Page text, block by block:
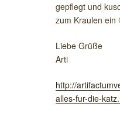
gepflegt und
zum Kraulen ein
Liebe Grüße
Arti
http://
alles-fur-die-